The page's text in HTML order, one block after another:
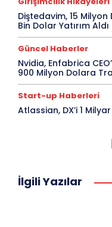
Diştedavim, 15
Bin Dolar Yatırım Aldı
Güncel Haberler
Nvidia, Enfabrica
900 Milyon Dolara
Start-up Haberleri
Atlassian, DX’i 1
İlgili Yazılar